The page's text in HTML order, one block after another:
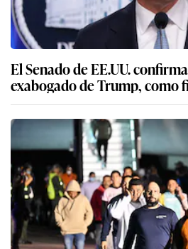
El Senado de EE.UU.
exabogado de Trump, como